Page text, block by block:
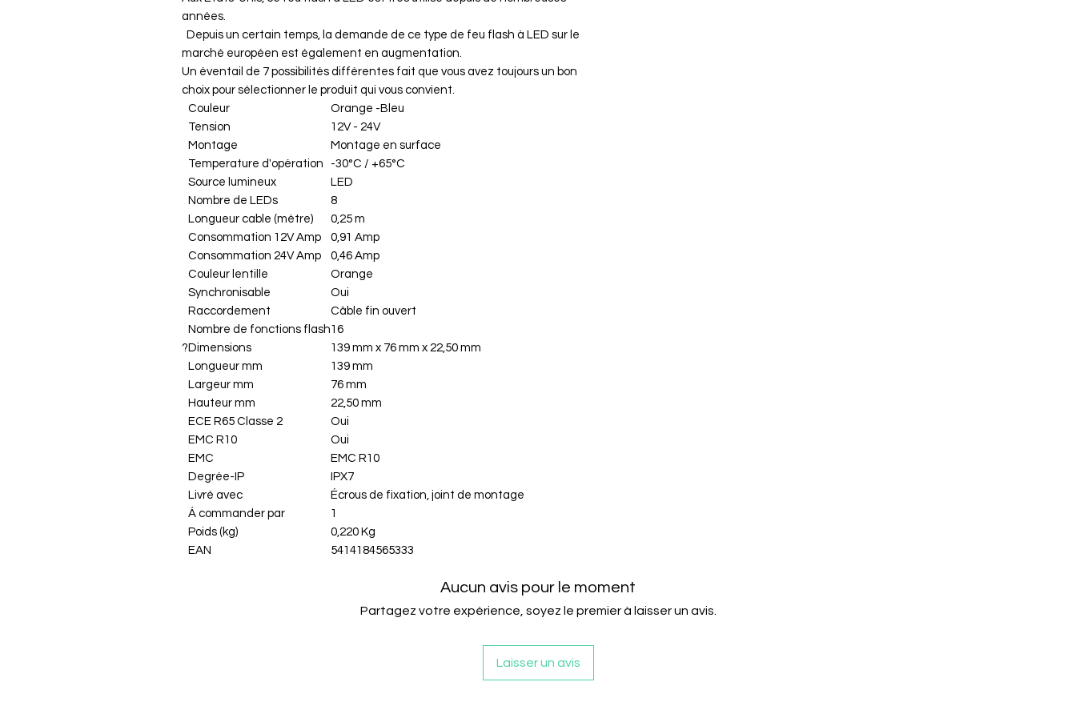
années.
Depuis un certain temps, la demande de ce type de feu flash à LED sur le
marché européen est également en augmentation.
Un éventail de 7 possibilités différentes fait que vous avez toujours un bon
choix pour sélectionner le produit qui vous convient.
Couleur
Orange -Bleu
Tension
12V - 24V
Montage
Montage en surface
Temperature d'opération
-30°C / +65°C
Source lumineux
LED
Nombre de LEDs
8
Longueur cable (mètre)
0,25 m
Consommation 12V Amp
0,91 Amp
Consommation 24V Amp
0,46 Amp
Couleur lentille
Orange
Synchronisable
Oui
Raccordement
Câble fin ouvert
Nombre de fonctions flash16
?Dimensions
139 mm x 76 mm x 22,50 mm
Longueur mm
139 mm
Largeur mm
76 mm
Hauteur mm
22,50 mm
ECE R65 Classe 2
Oui
EMC R10
Oui
EMC
EMC R10
Degrée-IP
IPX7
Livré avec
Écrous de fixation, joint de montage
Á commander par
1
Poids (kg)
0,220 Kg
EAN
5414184565333
Aucun avis pour le moment
Partagez votre expérience, soyez le premier à laisser un avis.
Laisser un avis